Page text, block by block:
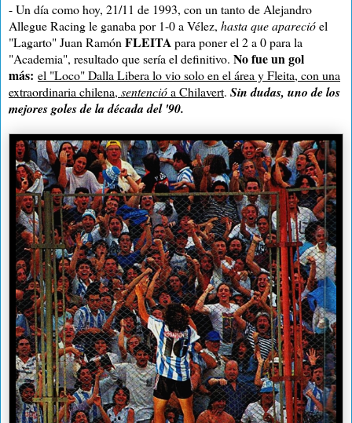
- Un día como hoy, 21/11 de 1993, con un tanto de Alejandro
Allegue Racing le ganaba por 1-0 a Vélez, hasta que aparecióel
"Lagarto" Juan Ramón FLEITApara poner el 2 a 0 para la
"Academia", resultado que sería el definitivo. No fue un gol
más: el "Loco" Dalla Libera lo vio solo en el área y Fleita, con una
extraordinaria chilena, sentencióa Chilavert. Sin dudas, uno de los
mejores goles de la década del '90.